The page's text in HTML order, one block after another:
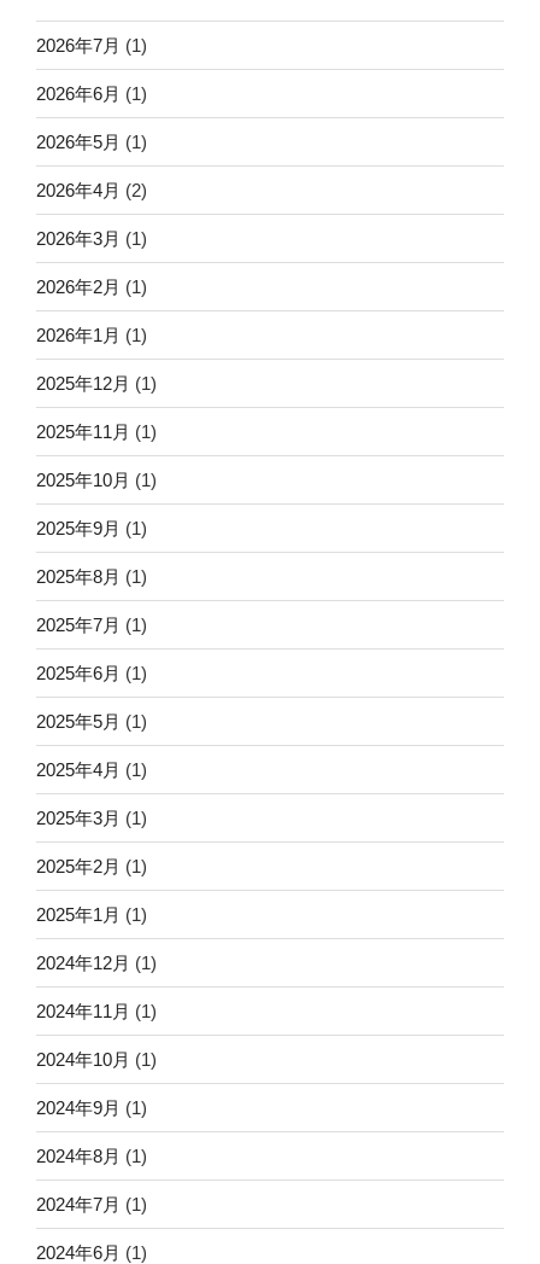
2026年7月 (1)
2026年6月 (1)
2026年5月 (1)
2026年4月 (2)
2026年3月 (1)
2026年2月 (1)
2026年1月 (1)
2025年12月 (1)
2025年11月 (1)
2025年10月 (1)
2025年9月 (1)
2025年8月 (1)
2025年7月 (1)
2025年6月 (1)
2025年5月 (1)
2025年4月 (1)
2025年3月 (1)
2025年2月 (1)
2025年1月 (1)
2024年12月 (1)
2024年11月 (1)
2024年10月 (1)
2024年9月 (1)
2024年8月 (1)
2024年7月 (1)
2024年6月 (1)